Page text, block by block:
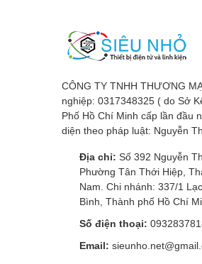
CÔNG TY TNHH THƯƠNG
nghiệp: 0317348325 ( do Sở
Phố Hồ Chí Minh cấp lần đầu
diện theo pháp luật: Nguyễn
Địa chỉ: Số 392 Nguyễn
Phường Tân Thới Hiệp,
Nam. Chi nhánh: 337/1
Bình, Thành phố Hồ Chí
Số điện thoại:
Email: